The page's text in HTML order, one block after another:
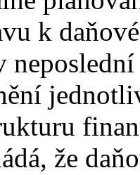
k
že